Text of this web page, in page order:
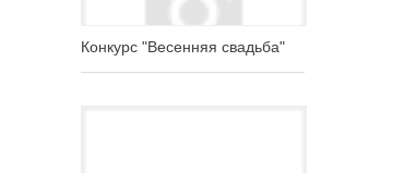
Конкурс "Весенняя свадьба"